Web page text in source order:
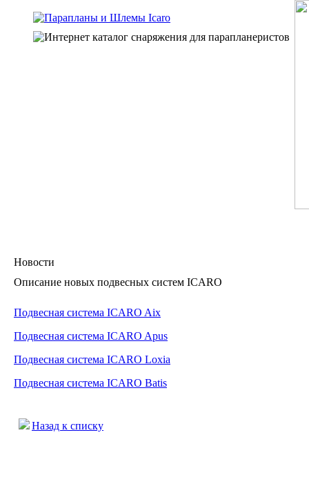
Новости
Описание новых подвесных систем ICARO
Подвесная система ICARO Aix
Подвесная система ICARO Apus
Подвесная система ICARO Loxia
Подвесная система ICARO Batis
Назад к списку